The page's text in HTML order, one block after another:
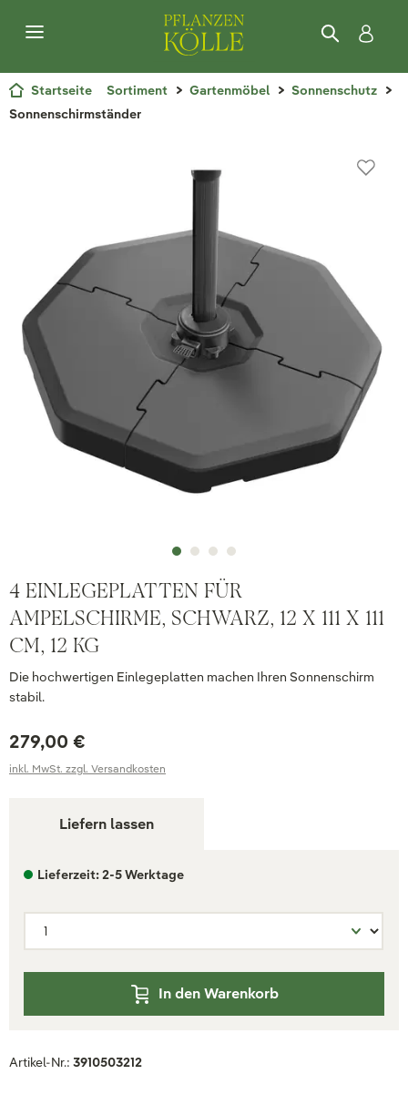
Startseite Sortiment Gartenmöbel
Sonnenschutz
Sonnenschirmständer
4 EINLEGEPLATTEN FÜR
AMPELSCHIRME, SCHWARZ, 12 X 111 X 111
CM, 12 KG
Die hochwertigen Einlegeplatten machen Ihren Sonnenschirm
stabil.
279,00 €
inkl. MwSt. zzgl. Versandkosten
Liefern lassen
Lieferzeit: 2-5 Werktage
In den Warenkorb
Artikel-Nr.: 3910503212